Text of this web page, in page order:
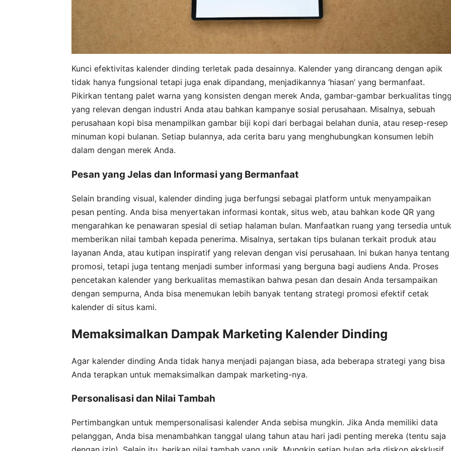
Kunci efektivitas kalender dinding terletak pada desainnya. Kalender yang dirancang dengan apik
tidak hanya fungsional tetapi juga enak dipandang, menjadikannya ‘hiasan’ yang bermanfaat.
Pikirkan tentang palet warna yang konsisten dengan merek Anda, gambar-gambar berkualitas
yang relevan dengan industri Anda atau bahkan kampanye sosial perusahaan. Misalnya, sebuah
perusahaan kopi bisa menampilkan gambar biji kopi dari berbagai belahan dunia, atau resep-resep
minuman kopi bulanan. Setiap bulannya, ada cerita baru yang menghubungkan konsumen lebih
dalam dengan merek Anda.
Pesan yang Jelas dan Informasi yang Bermanfaat
Selain branding visual, kalender dinding juga berfungsi sebagai platform untuk menyampaikan
pesan penting. Anda bisa menyertakan informasi kontak, situs web, atau bahkan kode QR yang
mengarahkan ke penawaran spesial di setiap halaman bulan. Manfaatkan ruang yang tersedia untuk
memberikan nilai tambah kepada penerima. Misalnya, sertakan tips bulanan terkait produk atau
layanan Anda, atau kutipan inspiratif yang relevan dengan visi perusahaan. Ini bukan hanya tentang
promosi, tetapi juga tentang menjadi sumber informasi yang berguna bagi audiens Anda. Proses
pencetakan kalender yang berkualitas memastikan bahwa pesan dan desain Anda tersampaikan
dengan sempurna, Anda bisa menemukan lebih banyak tentang strategi promosi efektif cetak
kalender di situs kami.
Memaksimalkan Dampak Marketing Kalender Dinding
Agar kalender dinding Anda tidak hanya menjadi pajangan biasa, ada beberapa strategi yang bisa
Anda terapkan untuk memaksimalkan dampak marketing-nya.
Personalisasi dan Nilai Tambah
Pertimbangkan untuk mempersonalisasi kalender Anda sebisa mungkin. Jika Anda memiliki data
pelanggan, Anda bisa menambahkan tanggal ulang tahun atau hari jadi penting mereka (tentu saja